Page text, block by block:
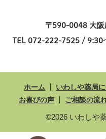
〒590-0048 大
TEL 072-222-7525 / 9:30
ホーム いわしや薬局
お喜びの声
ご相談の流
©2026 いわしや